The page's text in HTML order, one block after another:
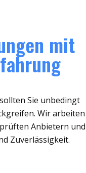
mit
Sie unbedingt
Wir arbeiten
Anbietern und
Zuverlässigkeit.